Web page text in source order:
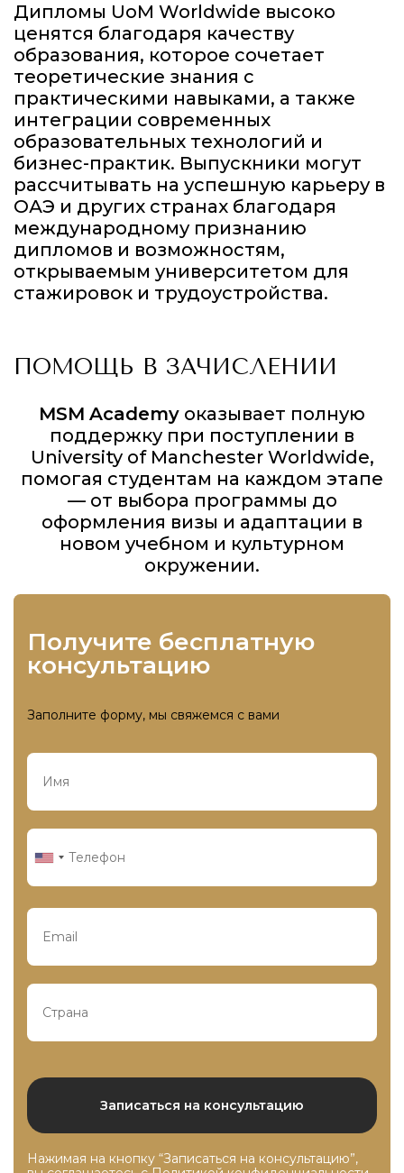
Дипломы UoM Worldwide высоко
ценятся благодаря качеству
образования, которое сочетает
теоретические знания с
практическими навыками, а также
интеграции современных
образовательных технологий и
бизнес-практик. Выпускники могут
рассчитывать на успешную карьеру в
ОАЭ и других странах благодаря
международному признанию
дипломов и возможностям,
открываемым университетом для
стажировок и трудоустройства.
ПОМОЩЬ В ЗАЧИСЛЕНИИ
MSM Academy оказывает полную
поддержку при поступлении в
University of Manchester Worldwide,
помогая студентам на каждом этапе
— от выбора программы до
оформления визы и адаптации в
новом учебном и культурном
окружении.
получите бесплатную
консультацию
Заполните форму, мы свяжемся с вами
Нажимая на кнопку “Записаться на консультацию”,